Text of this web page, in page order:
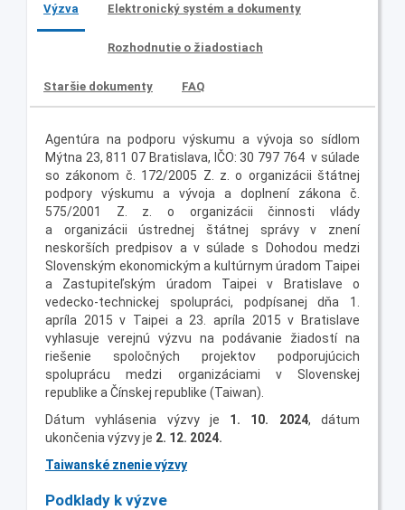
Výzva Elektronický systém a dokumenty
Rozhodnutie o žiadostiach
Staršie dokumenty FAQ
Agentúra na podporu výskumu a vývoja so sídlom
Mýtna 23, 811 07 Bratislava, IČO: 30 797 764 v súlade
so zákonom č. 172/2005 Z. z. o organizácii štátnej
podpory výskumu a vývoja a doplnení zákona č.
575/2001 Z. z. o organizácii činnosti vlády
a organizácii ústrednej štátnej správy v znení
neskorších predpisov a v súlade s Dohodou medzi
Slovenským ekonomickým a kultúrnym úradom Taipei
a Zastupiteľským úradom Taipei v Bratislave o
vedecko-technickej spolupráci, podpísanej dňa 1.
apríla 2015 v Taipei a 23. apríla 2015 v Bratislave
vyhlasuje verejnú výzvu na podávanie žiadostí na
riešenie spoločných projektov podporujúcich
spoluprácu medzi organizáciami v Slovenskej
republike a Čínskej republike (Taiwan).
Dátum vyhlásenia výzvy je 1. 10. 2024, dátum
ukončenia výzvy je 2. 12. 2024.
Taiwanské znenie výzvy
Podklady k výzve